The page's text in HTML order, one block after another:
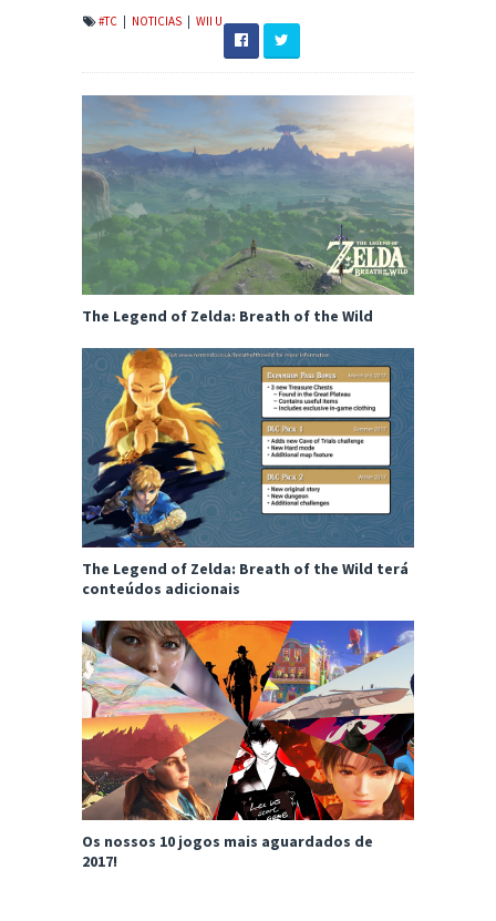
#TC | NOTICIAS | WII U
The Legend of Zelda: Breath of the Wild
The Legend of Zelda: Breath of the Wild terá
conteúdos adicionais
Os nossos 10 jogos mais aguardados de
2017!